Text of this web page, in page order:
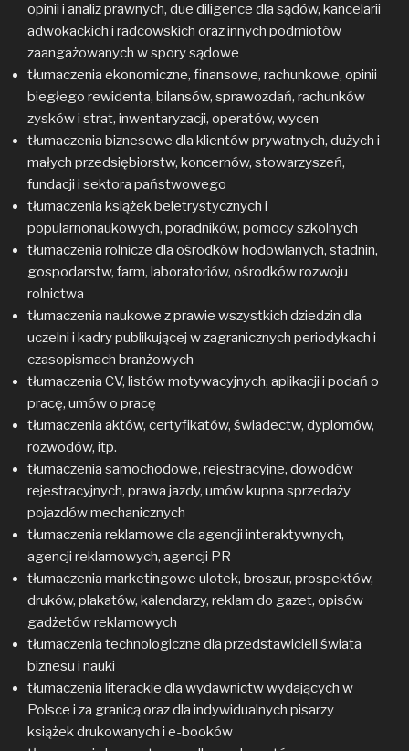
opinii i analiz prawnych, due diligence dla sądów, kancelarii
adwokackich i radcowskich oraz innych podmiotów
zaangażowanych w spory sądowe
tłumaczenia ekonomiczne, finansowe, rachunkowe, opinii
biegłego rewidenta, bilansów, sprawozdań, rachunków
zysków i strat, inwentaryzacji, operatów, wycen
tłumaczenia biznesowe dla klientów prywatnych, dużych i
małych przedsiębiorstw, koncernów, stowarzyszeń,
fundacji i sektora państwowego
tłumaczenia książek beletrystycznych i
popularnonaukowych, poradników, pomocy szkolnych
tłumaczenia rolnicze dla ośrodków hodowlanych, stadnin,
gospodarstw, farm, laboratoriów, ośrodków rozwoju
rolnictwa
tłumaczenia naukowe z prawie wszystkich dziedzin dla
uczelni i kadry publikującej w zagranicznych periodykach i
czasopismach branżowych
tłumaczenia CV, listów motywacyjnych, aplikacji i podań o
pracę, umów o pracę
tłumaczenia aktów, certyfikatów, świadectw, dyplomów,
rozwodów, itp.
tłumaczenia samochodowe, rejestracyjne, dowodów
rejestracyjnych, prawa jazdy, umów kupna sprzedaży
pojazdów mechanicznych
tłumaczenia reklamowe dla agencji interaktywnych,
agencji reklamowych, agencji PR
tłumaczenia marketingowe ulotek, broszur, prospektów,
druków, plakatów, kalendarzy, reklam do gazet, opisów
gadżetów reklamowych
tłumaczenia technologiczne dla przedstawicieli świata
biznesu i nauki
tłumaczenia literackie dla wydawnictw wydających w
Polsce i za granicą oraz dla indywidualnych pisarzy
książek drukowanych i e-booków